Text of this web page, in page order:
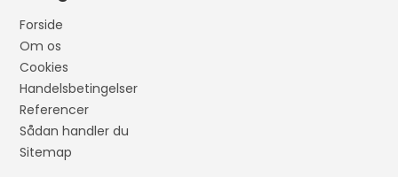
Forside
Om os
Cookies
Handelsbetingelser
Referencer
Sådan handler du
Sitemap